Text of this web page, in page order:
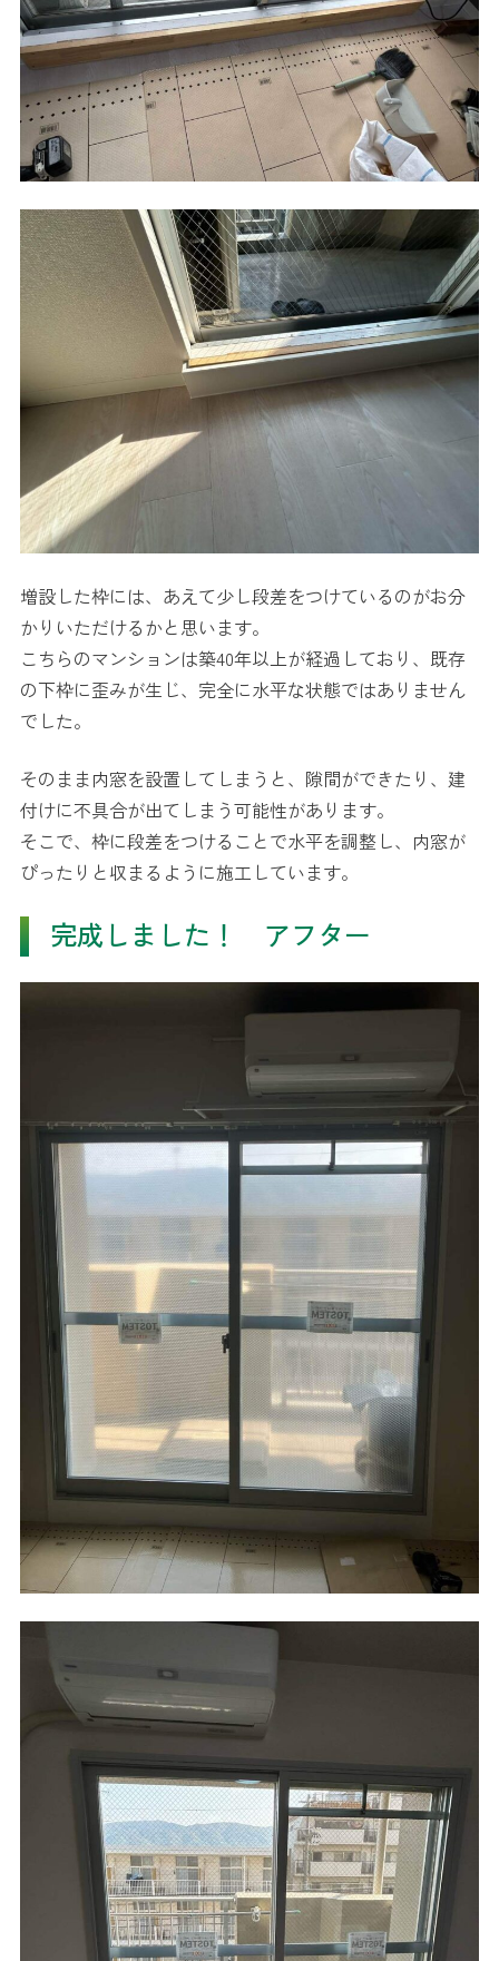
増設した枠には、あえて少し段差をつけているのがお分
かりいただけるかと思います。
こちらのマンションは築40年以上が経過しており、既存
の下枠に歪みが生じ、完全に水平な状態ではありません
でした。
そのまま内窓を設置してしまうと、隙間ができたり、建
付けに不具合が出てしまう可能性があります。
そこで、枠に段差をつけることで水平を調整し、内窓が
ぴったりと収まるように施工しています。
完成しました！ アフター